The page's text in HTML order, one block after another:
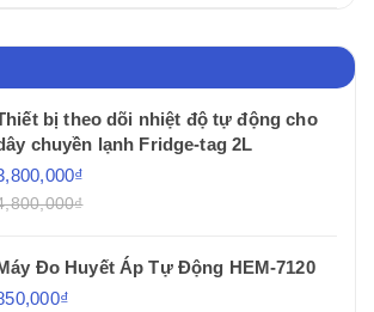
bị theo dõi nhiệt độ tự động cho
chuyền lạnh Fridge-tag 2L
Đo Huyết Áp Tự Động HEM-7120